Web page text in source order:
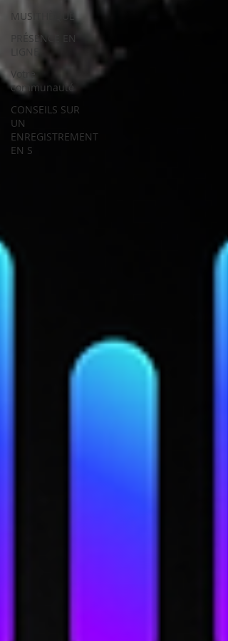
MUSITHÈQUE
PRÉSENCE EN
Votre
communauté
CONSEILS SUR
UN
ENREGISTREMENT
EN S